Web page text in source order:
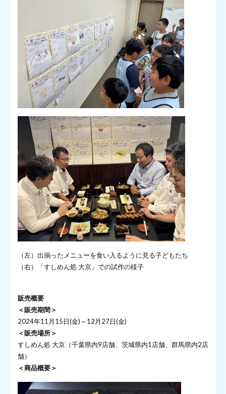
（左）出揃ったメニューを食い入るように見る子どもたち
（右）「すしめん処 大京」での試作の様子
販売概要
＜販売期間＞
2024年11月15日(金)～12月27日(金)
＜販売場所＞
すしめん処 大京（千葉県内9店舗、茨城県内1店舗、群馬県内2店
舗）
＜商品概要＞